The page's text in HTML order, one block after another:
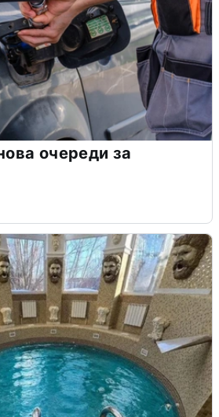
очереди за